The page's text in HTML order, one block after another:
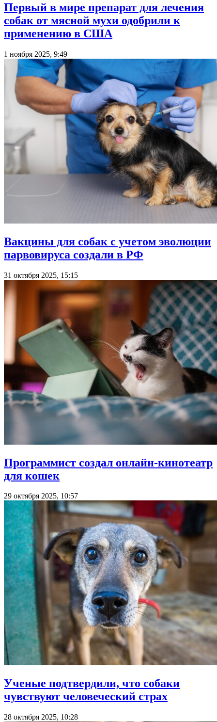
Первый в мире препарат для лечения
собак от мясной мухи одобрили к
применению в США
1 ноября 2025, 9:49
Вакцины для собак с учетом эволюции
парвовируса создали в РФ
31 октября 2025, 15:15
Программист создал онлайн-кинотеатр
для кошек
29 октября 2025, 10:57
Ученые подтвердили, что собаки
чувствуют человеческий страх
28 октября 2025, 10:28